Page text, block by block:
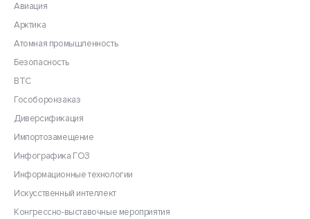
Авиация
Арктика
Атомная промышленность
Безопасность
ВТС
Гособоронзаказ
Диверсификация
Импортозамещение
Инфографика ГОЗ
Информационные технологии
Искусственный интеллект
Конгрессно-выставочные мероприятия